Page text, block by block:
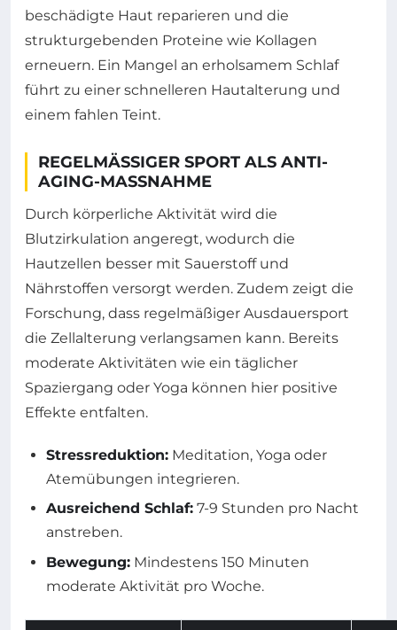
beschädigte Haut reparieren und die
strukturgebenden Proteine wie Kollagen
erneuern. Ein Mangel an erholsamem Schlaf
führt zu einer schnelleren Hautalterung und
einem fahlen Teint.
REGELMÄSSIGER SPORT ALS ANTI-A
GING-MASSNAHME
Durch körperliche Aktivität wird die
Blutzirkulation angeregt, wodurch die
Hautzellen besser mit Sauerstoff und
Nährstoffen versorgt werden. Zudem zeigt die
Forschung, dass regelmäßiger Ausdauersport
die Zellalterung verlangsamen kann. Bereits
moderate Aktivitäten wie ein täglicher
Spaziergang oder Yoga können hier positive
Effekte entfalten.
Stressreduktion: Meditation, Yoga oder
Atemübungen integrieren.
Ausreichend Schlaf: 7-9 Stunden pro Nacht
anstreben.
Bewegung: Mindestens 150 Minuten
moderate Aktivität pro Woche.